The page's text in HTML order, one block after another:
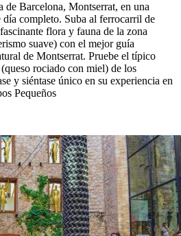
de Barcelona, Montserrat, en una
completo. Suba al ferrocarril de
flora y fauna de la zona
suave) con el mejor guía
de Montserrat. Pruebe el típico
rociado con miel) de los
y siéntase único en su experiencia en
Pequeños